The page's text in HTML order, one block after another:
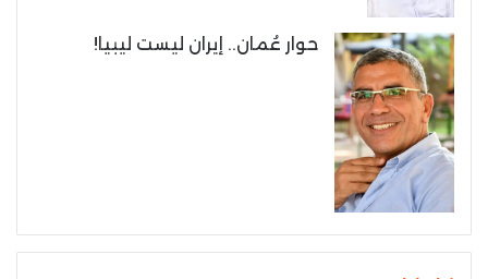
حوار عُمان.. إيران ليست ليبيا!